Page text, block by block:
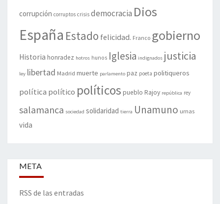
corrupción corruptos crisis democracia Dios
España Estado felicidad. Franco gobierno
Historia honradez hotros hunos Iglesia indignados justicia
ley libertad Madrid muerte parlamento paz poeta politiqueros
política político políticos pueblo Rajoy república rey
salamanca sociedad solidaridad tierra Unamuno urnas
vida
META
RSS de las entradas